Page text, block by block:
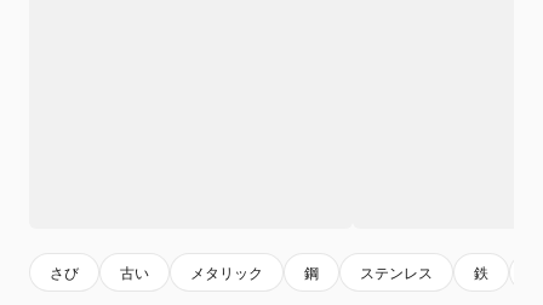
さび 古い メタリック 鋼 ステンレス 鉄